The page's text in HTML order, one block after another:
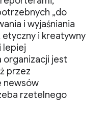
„do
i wyjaśniania
etyczny i kreatywny
lepiej
organizacji jest
przez
newsów
rzetelnego